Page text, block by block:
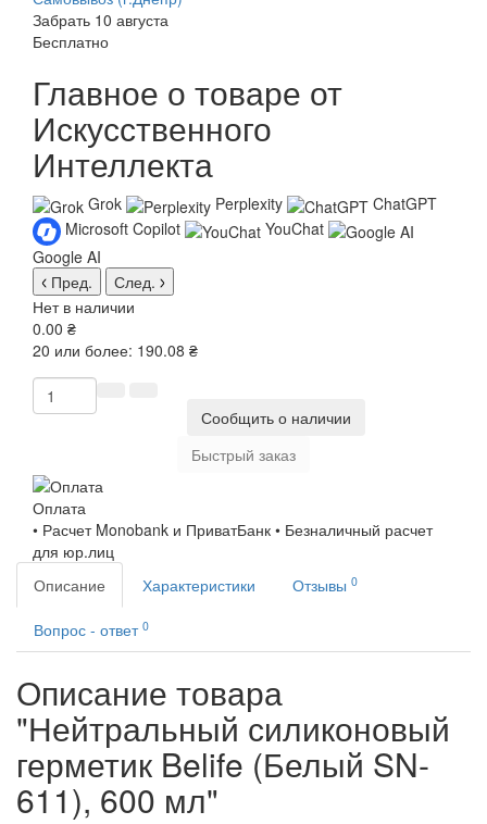
Забрать 10 августа
Бесплатно
Главное о товаре от
Искусственного
Интеллекта
Grok Perplexity
ChatGPT
Microsoft Copilot
YouChat
Google AI
Пред.
След.
Нет в наличии
0.00 ₴
20 или более: 190.08 ₴
Сообщить о наличии
Быстрый заказ
Оплата
• Расчет Monobank и ПриватБанк • Безналичный расчет
для юр.лиц
Описание
Характеристики Отзывы 0
Вопрос - ответ 0
Описание товара
"Нейтральный силиконовый
герметик Belife (Белый SN-
611), 600 мл"